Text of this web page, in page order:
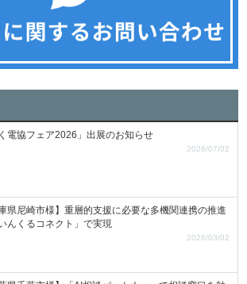
く電協フェア2026」出展のお知らせ
2026/07/02
庫県尼崎市様】重層的支援に必要な多機関連携の推進
んくるコネクト」で実現
2026/03/02